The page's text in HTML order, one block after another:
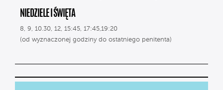
NIEDZIELE I ŚWIĘTA
8, 9, 10.30, 12, 15:45, 17:45,19:20
(od wyznaczonej godziny do ostatniego penitenta)